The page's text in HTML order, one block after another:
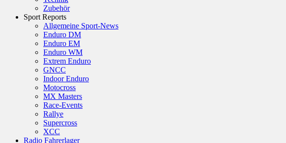
Zubehör
Sport Reports
Allgemeine Sport-News
Enduro DM
Enduro EM
Enduro WM
Extrem Enduro
GNCC
Indoor Enduro
Motocross
MX Masters
Race-Events
Rallye
Supercross
XCC
Radio Fahrerlager